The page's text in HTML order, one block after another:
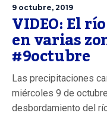
9 octubre, 2019
VIDEO: El
en varias
#9octubre
Las precipitaciones
miércoles 9 de
desbordamiento del